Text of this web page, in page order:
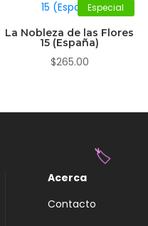
Especial
La Nobleza de las Flores
15 (España)
$265.00
Acerca
Contacto